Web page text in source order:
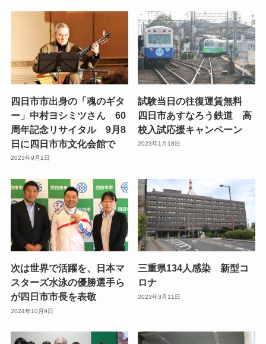
四日市市出身の「魂のギタ
ー」中村ヨシミツさん 60
周年記念リサイタル 9月8
日に四日市市文化会館で
2023年9月1日
試験当日の往復運賃無料
四日市あすなろう鉄道 高
校入試応援キャンペーン
2023年1月18日
次は世界で活躍を、日本マ
スターズ水泳の優勝選手ら
が四日市市長を表敬
2024年10月9日
三重県134人感染 新型コ
ロナ
2023年3月11日